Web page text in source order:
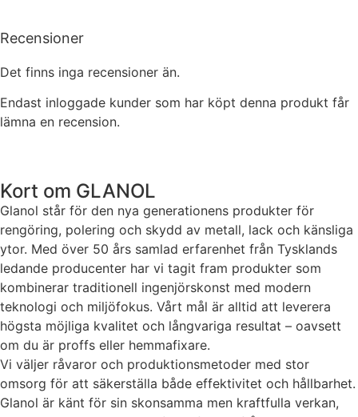
Recensioner
Det finns inga recensioner än.
Endast inloggade kunder som har köpt denna produkt får
lämna en recension.
Kort om GLANOL
Glanol står för den nya generationens produkter för
rengöring, polering och skydd av metall, lack och känsliga
ytor. Med över 50 års samlad erfarenhet från Tysklands
ledande producenter har vi tagit fram produkter som
kombinerar traditionell ingenjörskonst med modern
teknologi och miljöfokus. Vårt mål är alltid att leverera
högsta möjliga kvalitet och långvariga resultat – oavsett
om du är proffs eller hemmafixare.
Vi väljer råvaror och produktionsmetoder med stor
omsorg för att säkerställa både effektivitet och hållbarhet.
Glanol är känt för sin skonsamma men kraftfulla verkan,
Om du nekar
kakorna
funktionalitet
att försvinna
Marknadsföring
Genom att dela
med dig av dina
intressen och ditt
beteende när du
surfar ökar du
chansen att få se
personligt
anpassat innehåll
och erbjudanden.